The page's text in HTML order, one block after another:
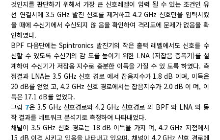
것인지를 판단하기 위해서 가장 큰 신호레벨이 입력 될 수 있는 조건인 유
선 연결시에 3.5 GHz 발진 신호를 제거하고 4.2 GHz 신호만을 입력시켰
을 때에 수신기에서 수신되지 않 음을 확인하여 격리도에 문제가 없음을 확
인하였다.
BPF 다음단에는 Spintronics 발진기의 작은 출력 레벨에서도 신호를 수
신할 수 있도록 수신기의 감 도를 높이기 위한 LNA (저잡음 증폭기)를 설
계하여 수신기가 저잡음 지수로 충분한 이득을 가질 수 있 도록 하였다. 측
정결과 LNA는 3.5 GHz 신호 경로 에서 잡음지수가 1.8 dB 이며, 이득은
20 dB를 얻었 고, 4.2 GHz 신호 경로에서는 잡음지수가 2.0 dB 이 며, 이
득은 17.1 dB를 얻었다.
그림 7은 3.5 GHz 신호경로와 4.2 GHz 신호경로 의 BPF 와 LNA 의 동
작 결과를 네트워크 분석기로 측정하여 나타내었다.
채널이 3.5 GHz 신호 경로는 18 dB 이득을 가지 며, 4.2 GHz 지점에서
15 dB 이격 시키고 있음을 나타내고 있으며, 채널이 4.2 GHz 신호 경로에